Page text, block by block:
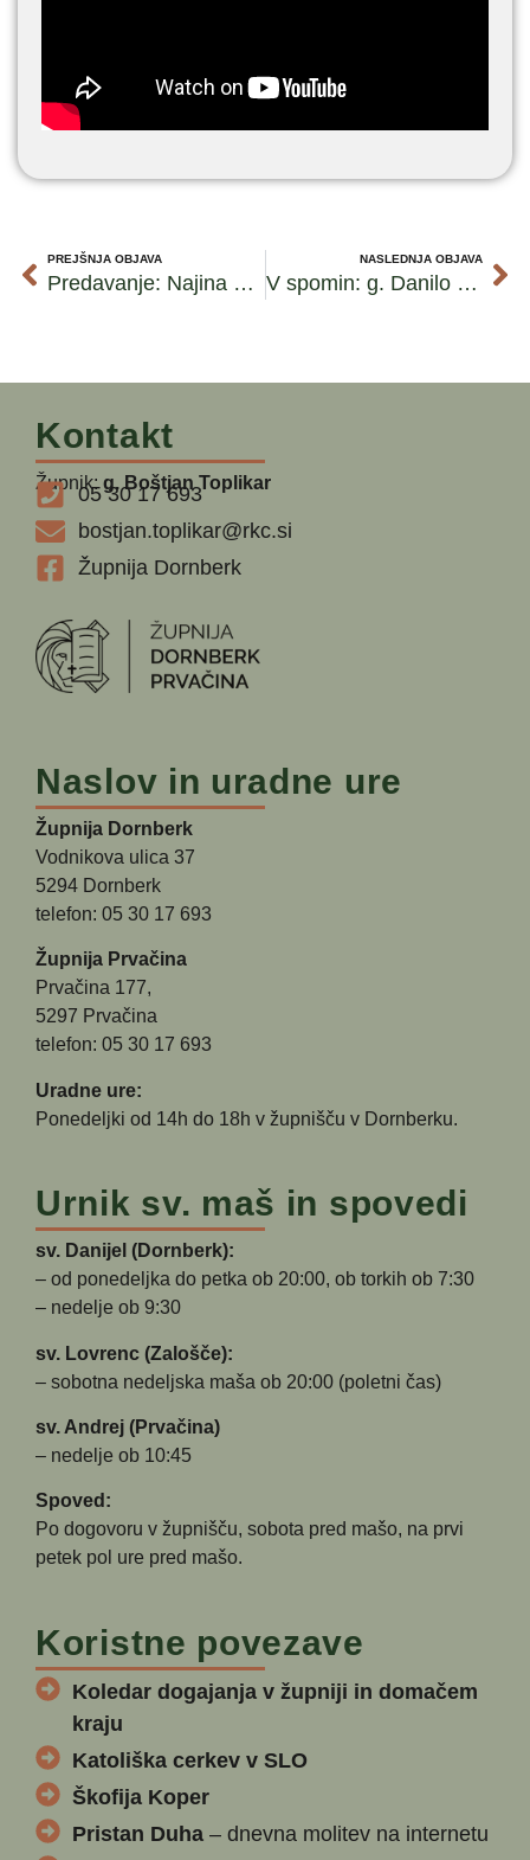
PREJŠNJA OBJAVA
Predavanje: Najina zgodba
NASLEDNJA OBJAVA
V spomin: g. Danilo Lisjak
Kontakt
Župnik:g. Boštjan Toplikar
05 30 17 693
bostjan.toplikar@rkc.si
Župnija Dornberk
Naslov in uradne ure
Župnija Dornberk
Vodnikova ulica 37
5294 Dornberk
telefon: 05 30 17 693
Župnija Prvačina
Prvačina 177,
5297 Prvačina
telefon: 05 30 17 693
Uradne ure:
Ponedeljki od 14h do 18h v župnišču v Dornberku.
Urnik sv. maš in spovedi
sv. Danijel (Dornberk):
– od ponedeljka do petka ob 20:00, ob torkih ob 7:30
– nedelje ob 9:30
sv. Lovrenc (Zalošče):
– sobotna nedeljska maša ob 20:00 (poletni čas)
sv. Andrej (Prvačina)
– nedelje ob 10:45
Spoved:
Po dogovoru v župnišču, sobota pred mašo, na prvi
petek pol ure pred mašo.
Koristne povezave
Koledar dogajanja v župniji in domačem
kraju
Katoliška cerkev v SLO
Škofija Koper
Pristan Duha – dnevna molitev na internetu